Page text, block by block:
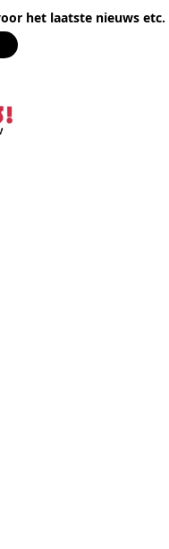
het laatste nieuws etc.